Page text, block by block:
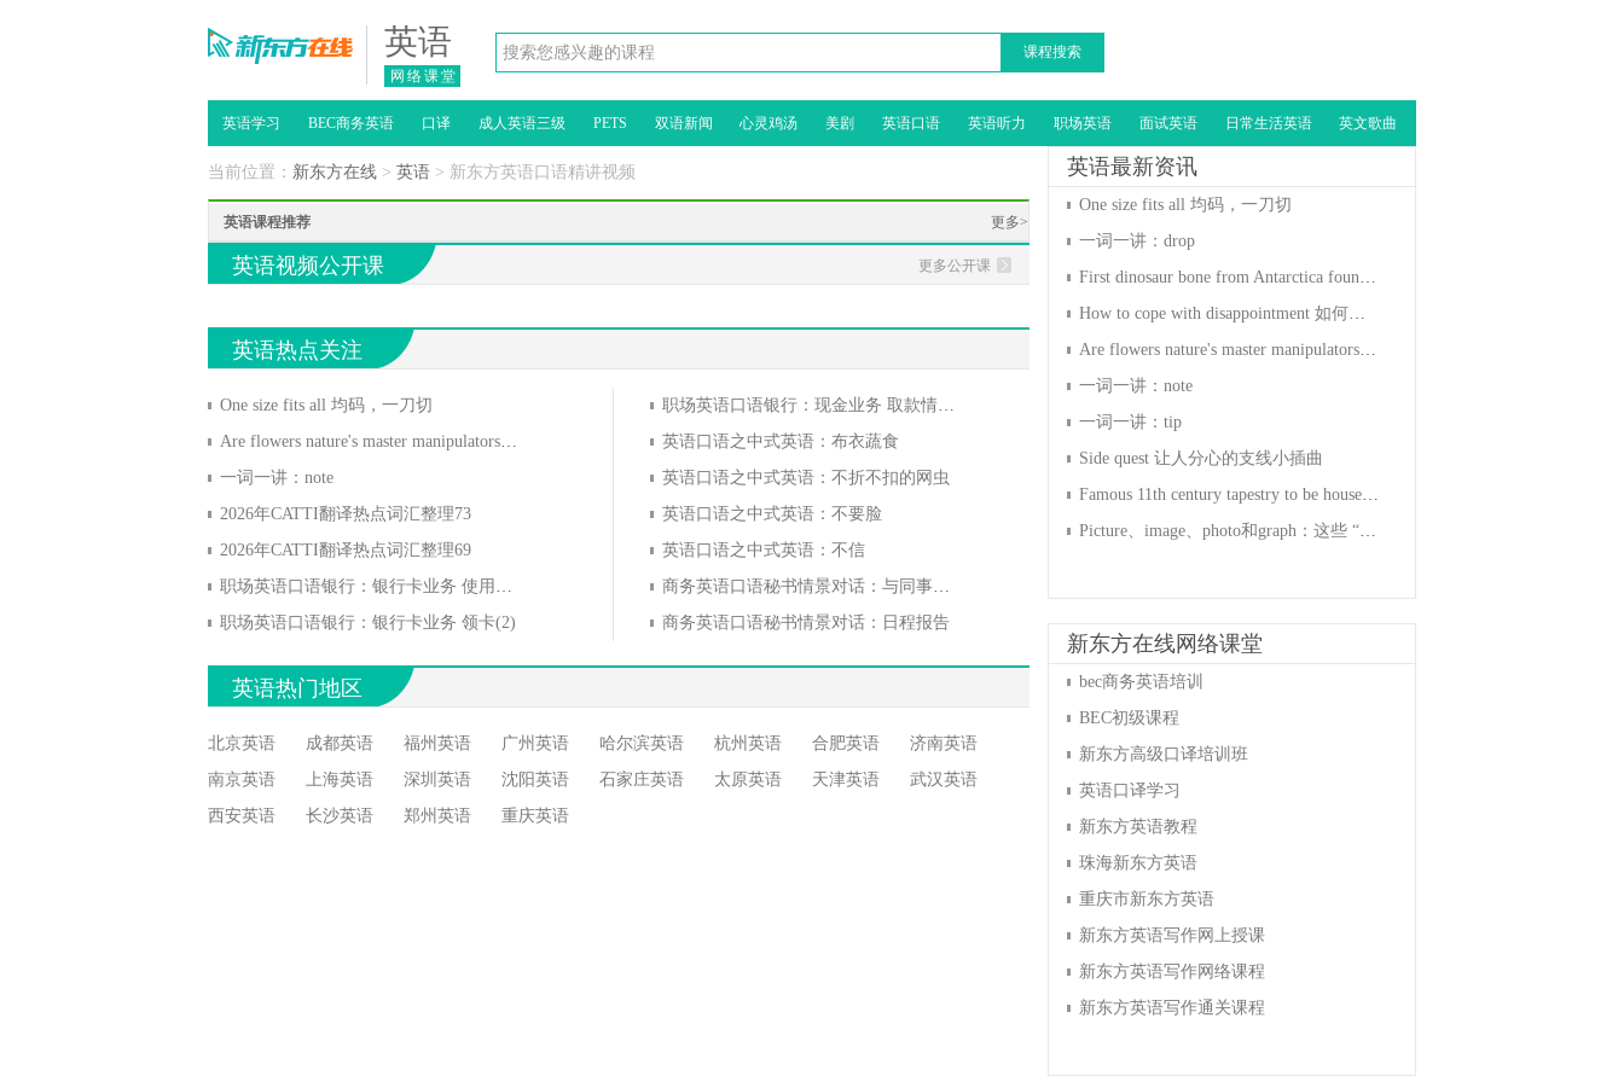
英语
网络课堂
课程搜索
英语学习 BEC商务英语 口译 成人英语三级 PETS 双语新闻 心灵鸡汤 美剧 英语口语 英语听力 职场英语 面试英语 日常生活英语 英文歌曲
当前位置： 新东方在线 > 英语 > 新东方英语口语精讲视频
英语课程推荐 更多>
英语视频公开课 更多公开课
英语热点关注
One size fits all 均码，一刀切
Are flowers nature's master manipulators? 花真是大自然的操纵大师吗
一词一讲：note
2026年CATTI翻译热点词汇整理73
2026年CATTI翻译热点词汇整理69
职场英语口语银行：银行卡业务 使用银行卡(2)
职场英语口语银行：银行卡业务 领卡(2)
职场英语口语银行：现金业务 取款情景(3)
英语口语之中式英语：布衣蔬食
英语口语之中式英语：不折不扣的网虫
英语口语之中式英语：不要脸
英语口语之中式英语：不信
商务英语口语秘书情景对话：与同事相处
商务英语口语秘书情景对话：日程报告
英语热门地区
北京英语 成都英语 福州英语 广州英语 哈尔滨英语 杭州英语 合肥英语
济南英语
南京英语
上海英语 深圳英语 沈阳英语 石家庄英语 太原英语 天津英语
武汉英语
西安英语
长沙英语 郑州英语 重庆英语
英语最新资讯
One size fits all 均码，一刀切
一词一讲：drop
First dinosaur bone from Antarctica found in a drawer
How to cope with disappointment 如何应对失望情绪
Are flowers nature's master manipulators? 花真是大自然的操纵大师吗
一词一讲：note
一词一讲：tip
Side quest 让人分心的支线小插曲
Famous 11th century tapestry to be housed at the British museum
Picture、image、photo和graph：这些 “图” 一样吗？
新东方在线网络课堂
bec商务英语培训
BEC初级课程
新东方高级口译培训班
英语口译学习
新东方英语教程
珠海新东方英语
重庆市新东方英语
新东方英语写作网上授课
新东方英语写作网络课程
新东方英语写作通关课程